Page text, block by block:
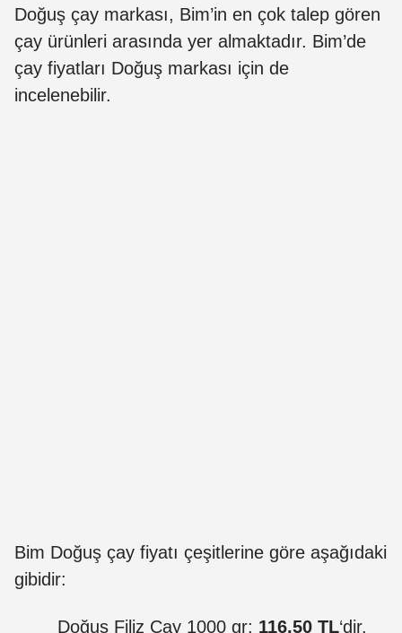
Doğuş çay markası, Bim’in en çok talep gören
çay ürünleri arasında yer almaktadır. Bim’de
çay fiyatları Doğuş markası için de
incelenebilir.
Bim Doğuş çay fiyatı çeşitlerine göre aşağıdaki
gibidir:
Doğuş Filiz Çay 1000 gr: 116,50 TL‘dir.